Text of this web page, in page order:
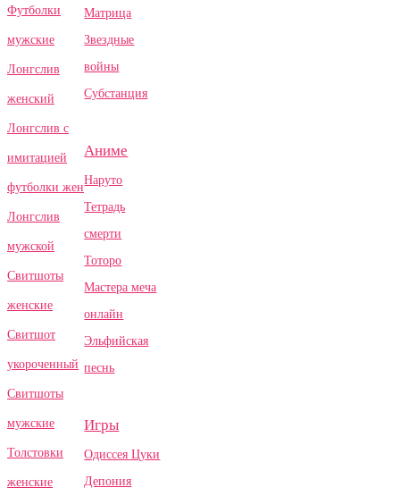
Футболки
мужские
Лонгслив
женский
Лонгслив с
имитацией
футболки жен
Лонгслив
мужской
Свитшоты
женские
Свитшот
укороченный
Свитшоты
мужские
Толстовки
женские
Матрица
Звездные
войны
Субстанция
Аниме
Наруто
Тетрадь
смерти
Тоторо
Мастера меча
онлайн
Эльфийская
песнь
Игры
Одиссея Цуки
Депония